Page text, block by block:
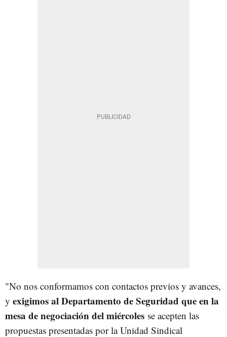
"No nos conformamos con contactos previos y avances,
y exigimos al Departamento de Seguridad que en la
mesa de negociación del miércoles se acepten las
propuestas presentadas por la Unidad Sindical